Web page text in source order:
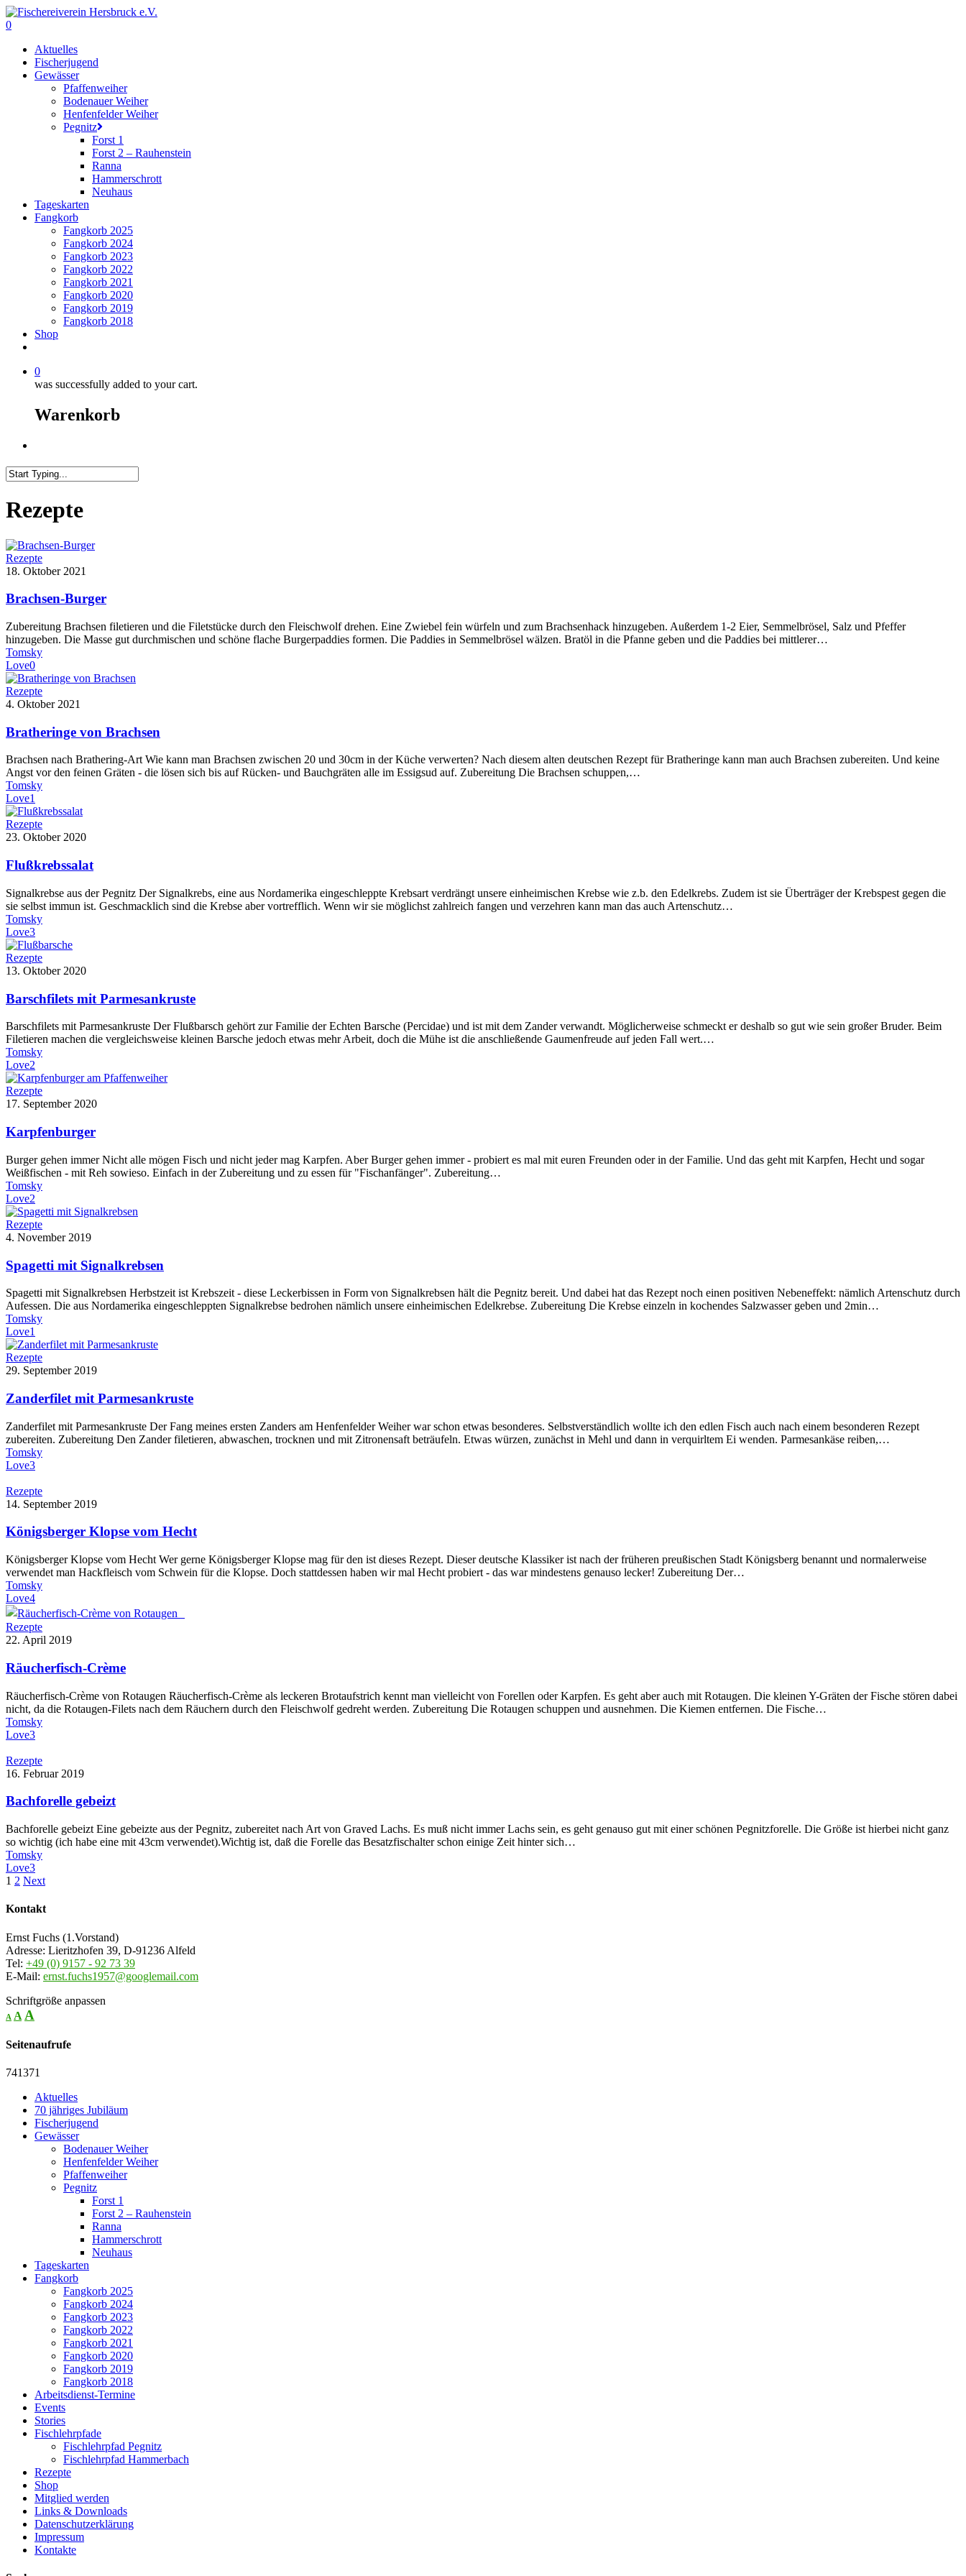
Skip
to
content
0
Aktuelles
Fischerjugend
Gewässer
Pfaffenweiher
Bodenauer Weiher
Henfenfelder Weiher
Pegnitz
Forst 1
Forst 2 – Rauhenstein
Ranna
Hammerschrott
Neuhaus
Tageskarten
Fangkorb
Fangkorb 2025
Fangkorb 2024
Fangkorb 2023
Fangkorb 2022
Fangkorb 2021
Fangkorb 2020
Fangkorb 2019
Fangkorb 2018
Shop
0
was successfully added to your cart.
Warenkorb
Search
Rezepte
Rezepte
18. Oktober 2021
Brachsen-Burger
Zubereitung Brachsen filetieren und die Filetstücke durch den Fleischwolf drehen. Eine Zwiebel fein würfeln und zum Brachsenhack hinzugeben. Außerdem 1-2 Eier, Semmelbrösel, Salz und Pfeffer
hinzugeben. Die Masse gut durchmischen und schöne flache Burgerpaddies formen. Die Paddies in Semmelbrösel wälzen. Bratöl in die Pfanne geben und die Paddies bei mittlerer…
Tomsky
Love0
Rezepte
4. Oktober 2021
Bratheringe von Brachsen
Brachsen nach Brathering-Art Wie kann man Brachsen zwischen 20 und 30cm in der Küche verwerten? Nach diesem alten deutschen Rezept für Bratheringe kann man auch Brachsen zubereiten. Und keine
Angst vor den feinen Gräten - die lösen sich bis auf Rücken- und Bauchgräten alle im Essigsud auf. Zubereitung Die Brachsen schuppen,…
Tomsky
Love1
Rezepte
23. Oktober 2020
Flußkrebssalat
Signalkrebse aus der Pegnitz Der Signalkrebs, eine aus Nordamerika eingeschleppte Krebsart verdrängt unsere einheimischen Krebse wie z.b. den Edelkrebs. Zudem ist sie Überträger der Krebspest gegen die
sie selbst immun ist. Geschmacklich sind die Krebse aber vortrefflich. Wenn wir sie möglichst zahlreich fangen und verzehren kann man das auch Artenschutz…
Tomsky
Love3
Rezepte
13. Oktober 2020
Barschfilets mit Parmesankruste
Barschfilets mit Parmesankruste Der Flußbarsch gehört zur Familie der Echten Barsche (Percidae) und ist mit dem Zander verwandt. Möglicherweise schmeckt er deshalb so gut wie sein großer Bruder. Beim
Filetieren machen die vergleichsweise kleinen Barsche jedoch etwas mehr Arbeit, doch die Mühe ist die anschließende Gaumenfreude auf jeden Fall wert.…
Tomsky
Love2
Rezepte
17. September 2020
Karpfenburger
Burger gehen immer Nicht alle mögen Fisch und nicht jeder mag Karpfen. Aber Burger gehen immer - probiert es mal mit euren Freunden oder in der Familie. Und das geht mit Karpfen, Hecht und sogar
Weißfischen - mit Reh sowieso. Einfach in der Zubereitung und zu essen für "Fischanfänger". Zubereitung…
Tomsky
Love2
Rezepte
4. November 2019
Spagetti mit Signalkrebsen
Spagetti mit Signalkrebsen Herbstzeit ist Krebszeit - diese Leckerbissen in Form von Signalkrebsen hält die Pegnitz bereit. Und dabei hat das Rezept noch einen positiven Nebeneffekt: nämlich Artenschutz durch
Aufessen. Die aus Nordamerika eingeschleppten Signalkrebse bedrohen nämlich unsere einheimischen Edelkrebse. Zubereitung Die Krebse einzeln in kochendes Salzwasser geben und 2min…
Tomsky
Love1
Rezepte
29. September 2019
Zanderfilet mit Parmesankruste
Zanderfilet mit Parmesankruste Der Fang meines ersten Zanders am Henfenfelder Weiher war schon etwas besonderes. Selbstverständlich wollte ich den edlen Fisch auch nach einem besonderen Rezept
zubereiten. Zubereitung Den Zander filetieren, abwaschen, trocknen und mit Zitronensaft beträufeln. Etwas würzen, zunächst in Mehl und dann in verquirltem Ei wenden. Parmesankäse reiben,…
Tomsky
Love3
Rezepte
14. September 2019
Königsberger Klopse vom Hecht
Königsberger Klopse vom Hecht Wer gerne Königsberger Klopse mag für den ist dieses Rezept. Dieser deutsche Klassiker ist nach der früheren preußischen Stadt Königsberg benannt und normalerweise
verwendet man Hackfleisch vom Schwein für die Klopse. Doch stattdessen haben wir mal Hecht probiert - das war mindestens genauso lecker! Zubereitung Der…
Tomsky
Love4
Rezepte
22. April 2019
Räucherfisch-Crème
Räucherfisch-Crème von Rotaugen Räucherfisch-Crème als leckeren Brotaufstrich kennt man vielleicht von Forellen oder Karpfen. Es geht aber auch mit Rotaugen. Die kleinen Y-Gräten der Fische stören dabei
nicht, da die Rotaugen-Filets nach dem Räuchern durch den Fleischwolf gedreht werden. Zubereitung Die Rotaugen schuppen und ausnehmen. Die Kiemen entfernen. Die Fische…
Tomsky
Love3
Rezepte
16. Februar 2019
Bachforelle gebeizt
Bachforelle gebeizt Eine gebeizte aus der Pegnitz, zubereitet nach Art von Graved Lachs. Es muß nicht immer Lachs sein, es geht genauso gut mit einer schönen Pegnitzforelle. Die Größe ist hierbei nicht ganz
so wichtig (ich habe eine mit 43cm verwendet).Wichtig ist, daß die Forelle das Besatzfischalter schon einige Zeit hinter sich…
Tomsky
Love3
1 2 Next
Kontakt
Ernst Fuchs (1.Vorstand)
Adresse: Lieritzhofen 39, D-91236 Alfeld
Tel: +49 (0) 9157 - 92 73 39
E-Mail: ernst.fuchs1957@googlemail.com
Schriftgröße anpassen
A A A
Seitenaufrufe
741371
Aktuelles
70 jähriges Jubiläum
Fischerjugend
Gewässer
Bodenauer Weiher
Henfenfelder Weiher
Pfaffenweiher
Pegnitz
Forst 1
Forst 2 – Rauhenstein
Ranna
Hammerschrott
Neuhaus
Tageskarten
Fangkorb
Fangkorb 2025
Fangkorb 2024
Fangkorb 2023
Fangkorb 2022
Fangkorb 2021
Fangkorb 2020
Fangkorb 2019
Fangkorb 2018
Arbeitsdienst-Termine
Events
Stories
Fischlehrpfade
Fischlehrpfad Pegnitz
Fischlehrpfad Hammerbach
Rezepte
Shop
Mitglied werden
Links & Downloads
Datenschutzerklärung
Impressum
Kontakte